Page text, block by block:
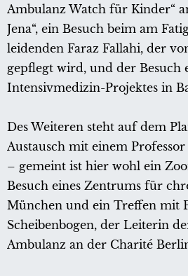
Ambulanz Watch für Kinder“
Jena“, ein Besuch beim am
leidenden Faraz Fallahi, der
gepflegt wird, und der Besuch
Intensivmedizin-Projektes in
Des Weiteren steht auf dem
Austausch mit einem
– gemeint ist hier wohl ein
Besuch eines Zentrums für
München und ein Treffen mit
Scheibenbogen, der Leiterin
Ambulanz an der Charité